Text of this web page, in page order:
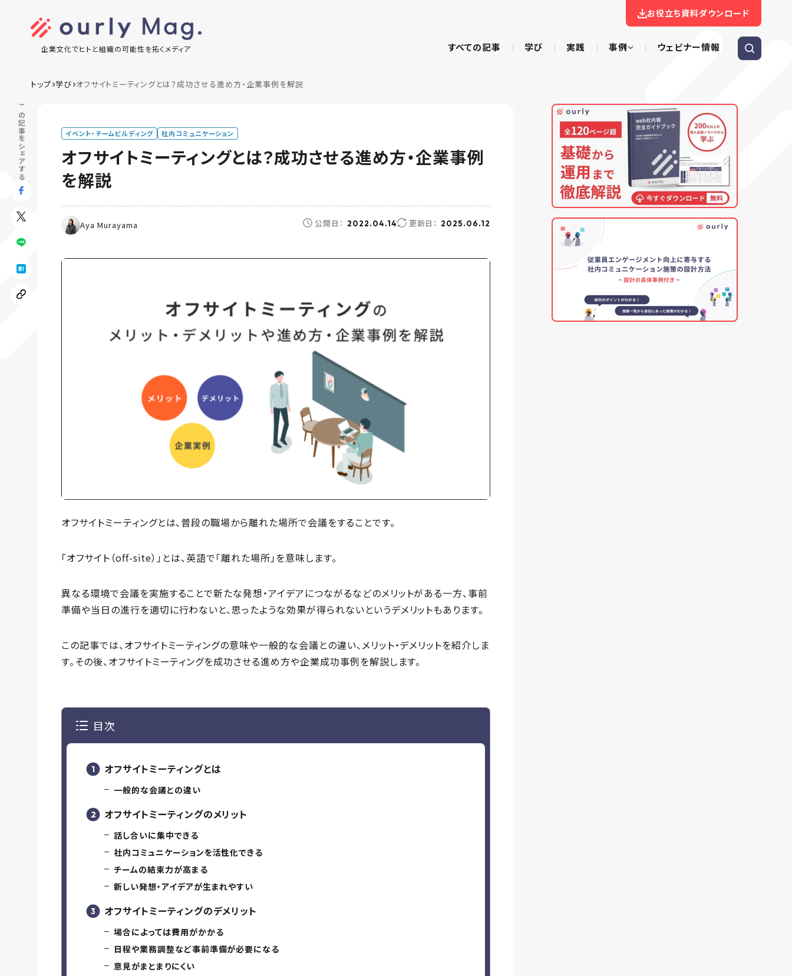
企業文化でヒトと組織の可能性を拓くメディア
お役立ち資料ダウンロード
すべての記事 学び 実践 事例 ウェビナー情報
トップ 学び オフサイトミーティングとは？成功させる進め方・企業事例を解説
この記事をシェアする イベント・チームビルディング 社内コミュニケーション
オフサイトミーティングとは？成功させる進め方・企業事例
を解説
Aya Murayama 公開日： 2022.04.14 更新日： 2025.06.12
オフサイトミーティングとは、普段の職場から離れた場所で会議をすることです。
「オフサイト（off-site）」とは、英語で「離れた場所」を意味します。
異なる環境で会議を実施することで新たな発想・アイデアにつながるなどのメリットがある一方、事前
準備や当日の進行を適切に行わないと、思ったような効果が得られないというデメリットもあります。
この記事では、オフサイトミーティングの意味や一般的な会議との違い、メリット・デメリットを紹介しま
す。その後、オフサイトミーティングを成功させる進め方や企業成功事例を解説します。
目次
オフサイトミーティングとは
一般的な会議との違い
オフサイトミーティングのメリット
話し合いに集中できる
社内コミュニケーションを活性化できる
チームの結束力が高まる
新しい発想・アイデアが生まれやすい
オフサイトミーティングのデメリット
場合によっては費用がかかる
日程や業務調整など事前準備が必要になる
意見がまとまりにくい